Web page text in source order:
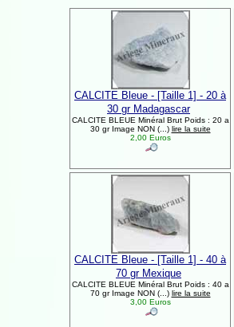
CALCITE Bleue - [Taille 1] - 20 à
30 gr Madagascar
CALCITE BLEUE Minéral Brut Poids : 20 a
30 gr Image NON (...) lire la suite
2,00 Euros
CALCITE Bleue - [Taille 1] - 40 à
70 gr Mexique
CALCITE BLEUE Minéral Brut Poids : 40 a
70 gr Image NON (...) lire la suite
3,00 Euros